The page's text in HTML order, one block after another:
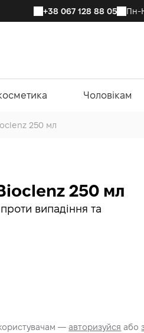
+38 067 128 88 05 Пн-
Чоловікам
250 мл
випадіння та
250 мл
—авторизуйся або